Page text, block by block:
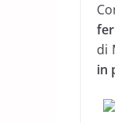
di
in